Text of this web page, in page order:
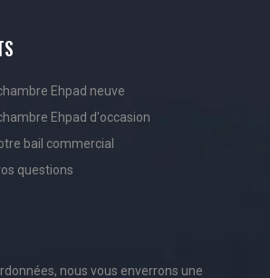
Ehpad neuve
Ehpad d'occasion
bail commercial
questions
nous vous enverrons une